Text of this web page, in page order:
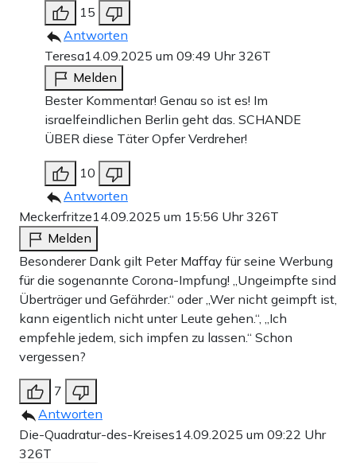
15
Antworten
Teresa14.09.2025 um 09:49 Uhr326T
Melden
Bester Kommentar! Genau so ist es! Im
israelfeindlichen Berlin geht das. SCHANDE
ÜBER diese Täter Opfer Verdreher!
10
Antworten
Meckerfritze14.09.2025 um 15:56 Uhr326T
Melden
Besonderer Dank gilt Peter Maffay für seine Werbung
für die sogenannte Corona-Impfung! „Ungeimpfte sind
Überträger und Gefährder.“ oder „Wer nicht geimpft ist,
kann eigentlich nicht unter Leute gehen.“, „Ich
empfehle jedem, sich impfen zu lassen.“ Schon
vergessen?
7
Antworten
Die-Quadratur-des-Kreises14.09.2025 um 09:22 Uhr
326T